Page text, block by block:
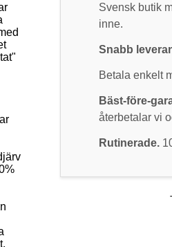
Svensk butik
inne.
Snabb
Betala enkelt
Bäst-före-
återbetalar vi
Rutinerade.